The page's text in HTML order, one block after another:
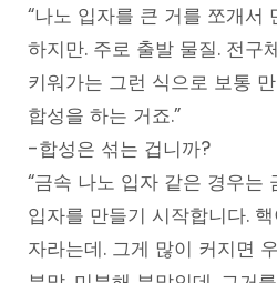
“나노 입자를 큰 거를 쪼개서
하지만. 주로 출발 물질. 전구
키워가는 그런 식으로 보통
합성을 하는 거죠.”
-합성은 섞는 겁니까?
“금속 나노 입자 같은 경우는
입자를 만들기 시작합니다.
자라는데. 그게 많이 커지면